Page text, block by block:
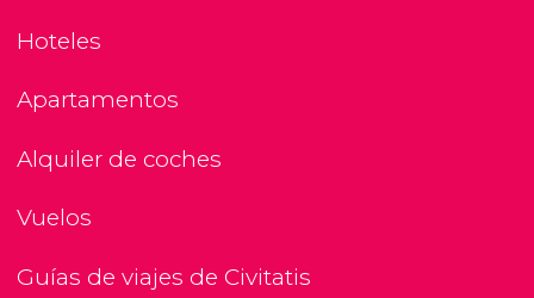
Hoteles
Apartamentos
Alquiler de coches
Vuelos
Guías de viajes de Civitatis